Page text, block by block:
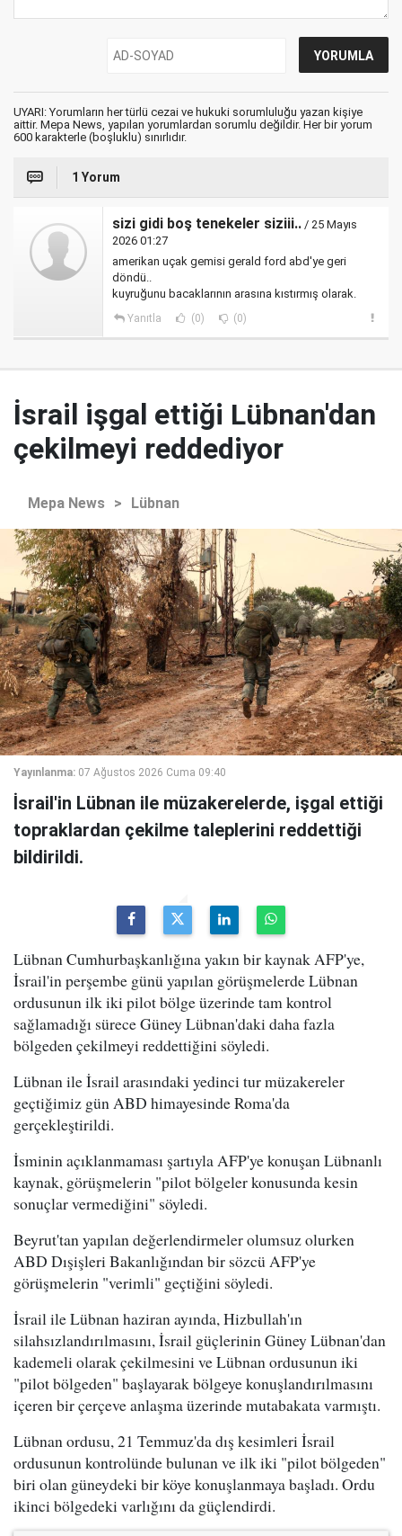
UYARI: Yorumların her türlü cezai ve hukuki sorumluluğu yazan kişiye
aittir. Mepa News, yapılan yorumlardan sorumlu değildir. Her bir yorum
600 karakterle (boşluklu) sınırlıdır.
1 Yorum
sizi gidi boş tenekeler siziii.. / 25 Mayıs
2026 01:27
amerikan uçak gemisi gerald ford abd'ye geri
döndü..
kuyruğunu bacaklarının arasına kıstırmış olarak.
Yanıtla (0) (0)
İsrail işgal ettiği Lübnan'dan
çekilmeyi reddediyor
Mepa News > Lübnan
Yayınlanma: 07 Ağustos 2026 Cuma 09:40
İsrail'in Lübnan ile müzakerelerde, işgal ettiği
topraklardan çekilme taleplerini reddettiği
bildirildi.
Lübnan Cumhurbaşkanlığına yakın bir kaynak AFP'ye,
İsrail'in perşembe günü yapılan görüşmelerde Lübnan
ordusunun ilk iki pilot bölge üzerinde tam kontrol
sağlamadığı sürece Güney Lübnan'daki daha fazla
bölgeden çekilmeyi reddettiğini söyledi.
Lübnan ile İsrail arasındaki yedinci tur müzakereler
geçtiğimiz gün ABD himayesinde Roma'da
gerçekleştirildi.
İsminin açıklanmaması şartıyla AFP'ye konuşan Lübnanlı
kaynak, görüşmelerin "pilot bölgeler konusunda kesin
sonuçlar vermediğini" söyledi.
Beyrut'tan yapılan değerlendirmeler olumsuz olurken
ABD Dışişleri Bakanlığından bir sözcü AFP'ye
görüşmelerin "verimli" geçtiğini söyledi.
İsrail ile Lübnan haziran ayında, Hizbullah'ın
silahsızlandırılmasını, İsrail güçlerinin Güney Lübnan'dan
kademeli olarak çekilmesini ve Lübnan ordusunun iki
"pilot bölgeden" başlayarak bölgeye konuşlandırılmasını
içeren bir çerçeve anlaşma üzerinde mutabakata varmıştı.
Lübnan ordusu, 21 Temmuz'da dış kesimleri İsrail
ordusunun kontrolünde bulunan ve ilk iki "pilot bölgeden"
biri olan güneydeki bir köye konuşlanmaya başladı. Ordu
ikinci bölgedeki varlığını da güçlendirdi.